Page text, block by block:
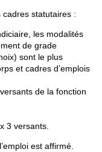
cadres statutaires :
les modalités
de grade
sont le plus
et cadres d’emplois
de la fonction
3 versants.
est affirmé.